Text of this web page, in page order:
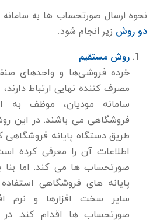
نحوه ارسال صورتحساب ها به سامانه
دو روش زیر انجام شود.
روش مستقیم
خرده فروشی‌ها و واحدهای
مصرف کننده نهایی ارتباط
سامانه مودیان، موظف به
فروشگاهی می باشند. در این
طریق دستگاه پایانه فروشگاهی
اطلاعات آن را معرفی كرده
صورتحساب ها می كند. اما بنا
پایانه های فروشگاهی
سایر سخت افزارها و نرم
صورتحساب ها اقدام كند. در